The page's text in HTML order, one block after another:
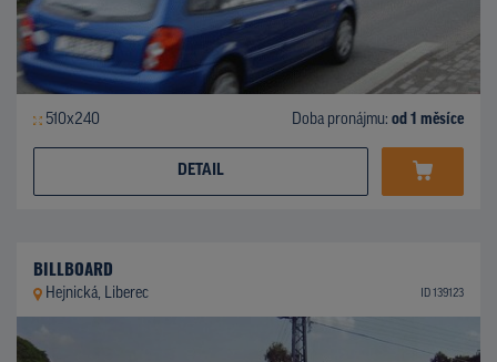
510x240 Doba pronájmu: od 1 měsíce
DETAIL
BILLBOARD
Hejnická, Liberec ID 139123